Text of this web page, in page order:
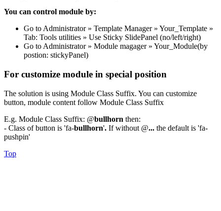
You can control module by:
Go to Administrator » Template Manager » Your_Template »
Tab: Tools utilities » Use Sticky SlidePanel (no/left/right)
Go to Administrator » Module magager » Your_Module(by
postion: stickyPanel)
For customize module in special position
The solution is using Module Class Suffix. You can customize
button, module content follow Module Class Suffix
E.g. Module Class Suffix: @bullhorn then:
- Class of button is 'fa-bullhorn'. If without @... the default is 'fa-
pushpin'
Top